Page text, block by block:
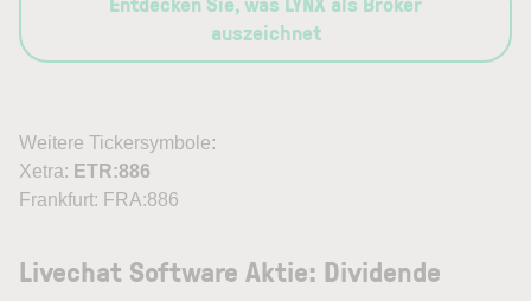
auszeichnet
Weitere Tickersymbole:
Xetra: ETR:886
Frankfurt: FRA:886
Livechat Software Aktie: Dividende